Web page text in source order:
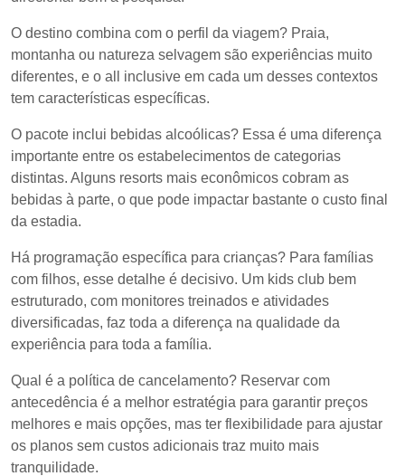
O destino combina com o perfil da viagem? Praia,
montanha ou natureza selvagem são experiências muito
diferentes, e o all inclusive em cada um desses contextos
tem características específicas.
O pacote inclui bebidas alcoólicas? Essa é uma diferença
importante entre os estabelecimentos de categorias
distintas. Alguns resorts mais econômicos cobram as
bebidas à parte, o que pode impactar bastante o custo final
da estadia.
Há programação específica para crianças? Para famílias
com filhos, esse detalhe é decisivo. Um kids club bem
estruturado, com monitores treinados e atividades
diversificadas, faz toda a diferença na qualidade da
experiência para toda a família.
Qual é a política de cancelamento? Reservar com
antecedência é a melhor estratégia para garantir preços
melhores e mais opções, mas ter flexibilidade para ajustar
os planos sem custos adicionais traz muito mais
tranquilidade.